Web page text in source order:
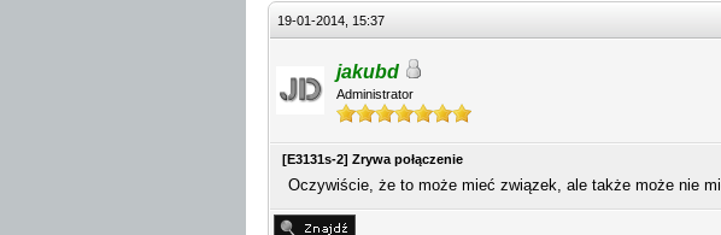
19-01-2014, 15:37
jakubd
Administrator
[E3131s-2] Zrywa połączenie
Oczywiście, że to może mieć związek, ale także może nie